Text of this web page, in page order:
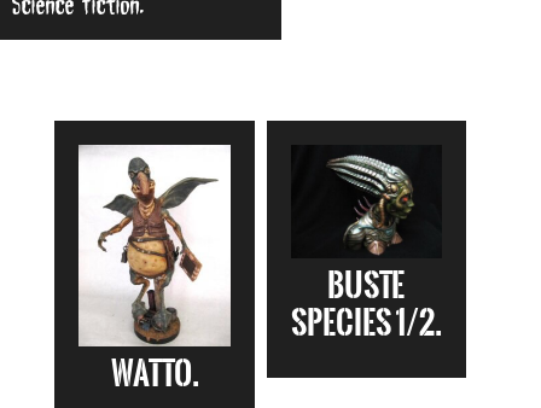
Watto.
Buste
Species 1/2.